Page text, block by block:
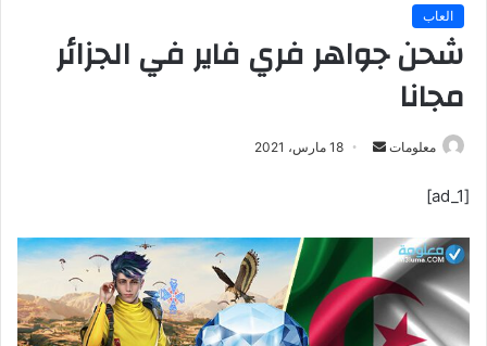
العاب
شحن جواهر فري فاير في الجزائر
مجانا
معلومات
ر
ي
18 مارس، 2021
[ad_1]